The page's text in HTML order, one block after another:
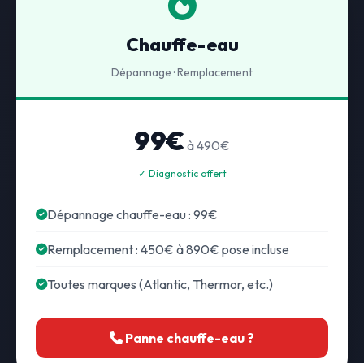
Chauffe-eau
Dépannage · Remplacement
99€ à 490€
✓ Diagnostic offert
Dépannage chauffe-eau : 99€
Remplacement : 450€ à 890€ pose incluse
Toutes marques (Atlantic, Thermor, etc.)
Panne chauffe-eau ?